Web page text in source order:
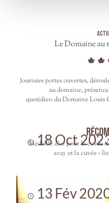
Le Domaine au
Journées portes ouvertes,
au domaine,
quotidien du Domaine Louis
18 Oct
Médaille d’or pour la cuvée
2025 et la cuvée «
13 Fév